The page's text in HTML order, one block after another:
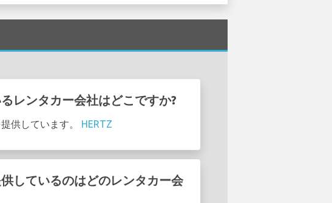
レンタカー会社はどこですか?
供しています。 HERTZ
しているのはどのレンタカー会